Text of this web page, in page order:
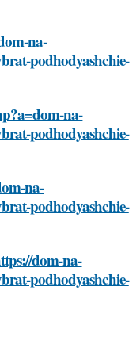
na-
podhodyashchie-
na-
podhodyashchie-
na-
podhodyashchie-
dom-na-
podhodyashchie-